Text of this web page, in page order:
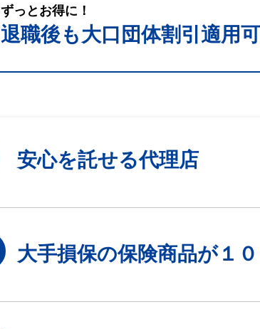
ずっとお得に！
退職後も大口団体割引適用可
安心を託せる代理店
大手損保の保険商品が１